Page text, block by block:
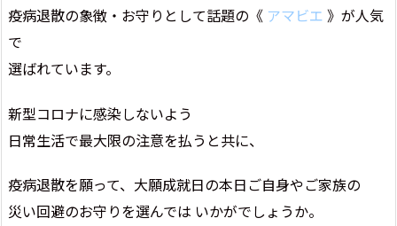
疫病退散の象徴・お守りとして話題の《 アマビエ 》が人気
で
選ばれています。
新型コロナに感染しないよう
日常生活で最大限の注意を払うと共に、
疫病退散を願って、大願成就日の本日ご自身やご家族の
災い回避のお守りを選んでは いかがでしょうか。